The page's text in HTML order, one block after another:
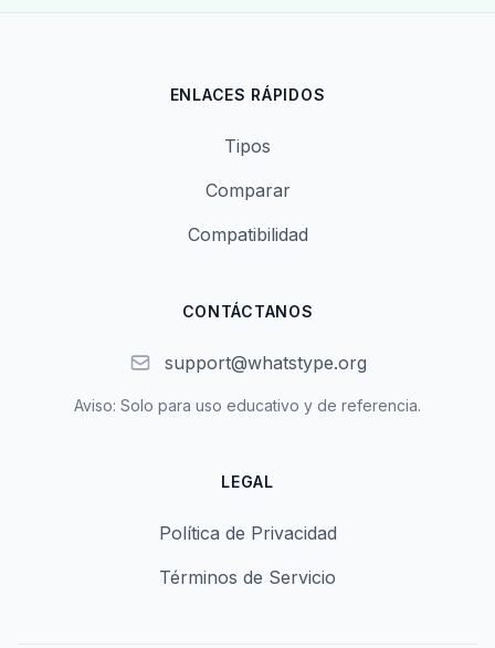
ENLACES RÁPIDOS
Tipos
Comparar
Compatibilidad
CONTÁCTANOS
support@whatstype.org
Aviso: Solo para uso educativo y de referencia.
LEGAL
Política de Privacidad
Términos de Servicio